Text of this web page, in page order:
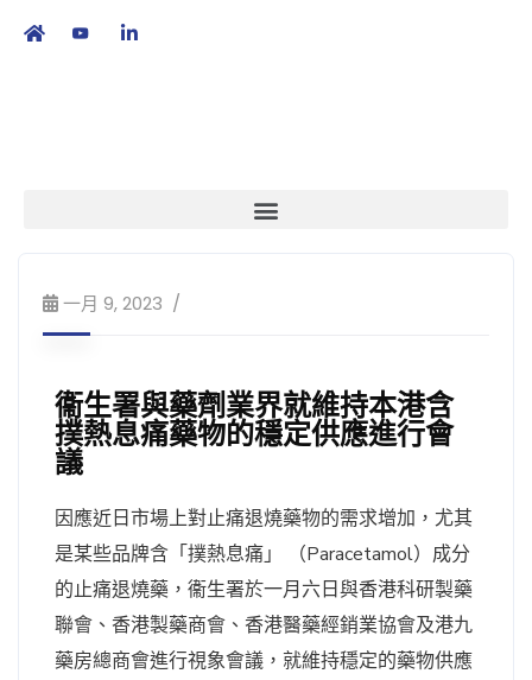
一月 9, 2023
衞生署與藥劑業界就維持本港含
撲熱息痛藥物的穩定供應進行會
議
因應近日市場上對止痛退燒藥物的需求增加，尤其
是某些品牌含「撲熱息痛」 （Paracetamol）成分
的止痛退燒藥，衞生署於一月六日與香港科研製藥
聯會、香港製藥商會、香港醫藥經銷業協會及港九
藥房總商會進行視象會議，就維持穩定的藥物供應